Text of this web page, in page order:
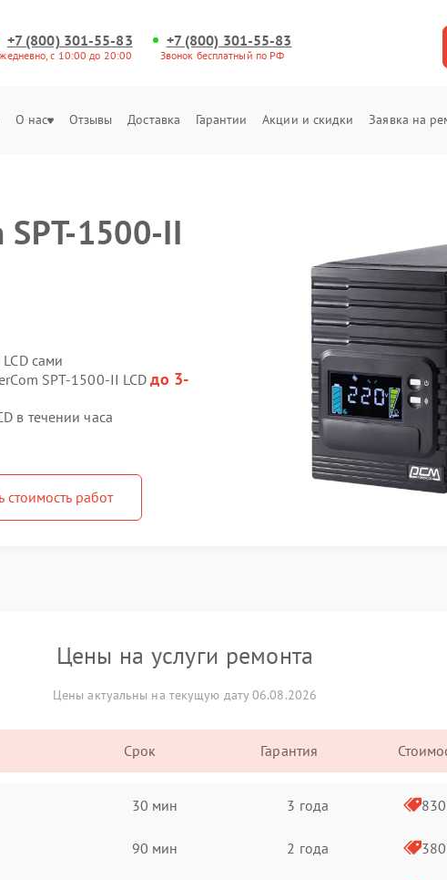
+7 (800) 301-55-83
с 10:00 до 20:00
+7 (800) 301-55-83
Звонок бесплатный по РФ
О нас Отзывы Доставка Гарантии Акции и скидки Заявка на
SPT-1500-II
сами
SPT-1500-II LCDдо 3-
в течении часа
стоимость работ
Цены на услуги ремонта
Цены актуальны на текущую дату 06.08.2026
Срок Гарантия
30 мин 3 года
90 мин 2 года